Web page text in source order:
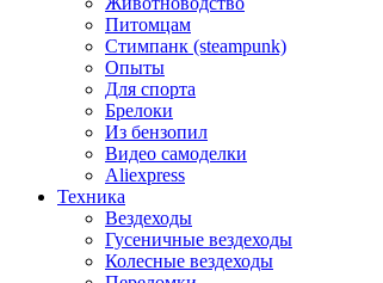
Питомцам
Стимпанк (steampunk)
Опыты
Для спорта
Брелоки
Из бензопил
Видео самоделки
Aliexpress
Техника
Вездеходы
Гусеничные вездеходы
Колесные вездеходы